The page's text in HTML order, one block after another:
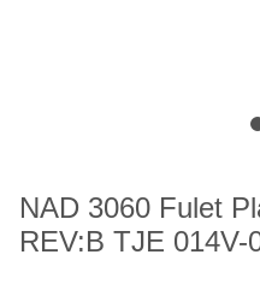
NAD 3060 Fulet
REV:B TJE 014V-